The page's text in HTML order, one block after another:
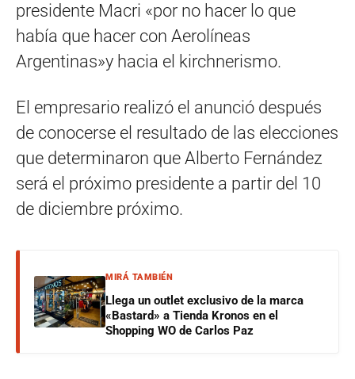
presidente Macri «por no hacer lo que
había que hacer con Aerolíneas
Argentinas»y hacia el kirchnerismo.
El empresario realizó el anunció después
de conocerse el resultado de las elecciones
que determinaron que Alberto Fernández
será el próximo presidente a partir del 10
de diciembre próximo.
MIRÁ TAMBIÉN
Llega un outlet exclusivo de la marca
«Bastard» a Tienda Kronos en el
Shopping WO de Carlos Paz